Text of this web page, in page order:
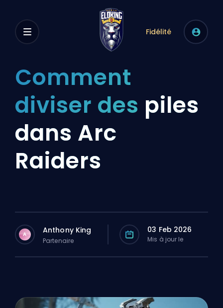
Fidélité
Comment
diviser des piles
dans Arc
Raiders
A Anthony King
Partenaire
03 Feb 2026
Mis à jour le